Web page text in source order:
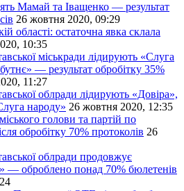
Мамай та Іващенко — результат
26 жовтня 2020, 09:29
області: остаточна явка склала
10:35
міськради лідирують «Слуга
— результат обробітку 35%
11:27
облради лідирують «Довіра»,
народу» 26 жовтня 2020, 12:35
голови та партій по
обробітку 70% протоколів 26
облради продовжує
— оброблено понад 70% бюлетенів